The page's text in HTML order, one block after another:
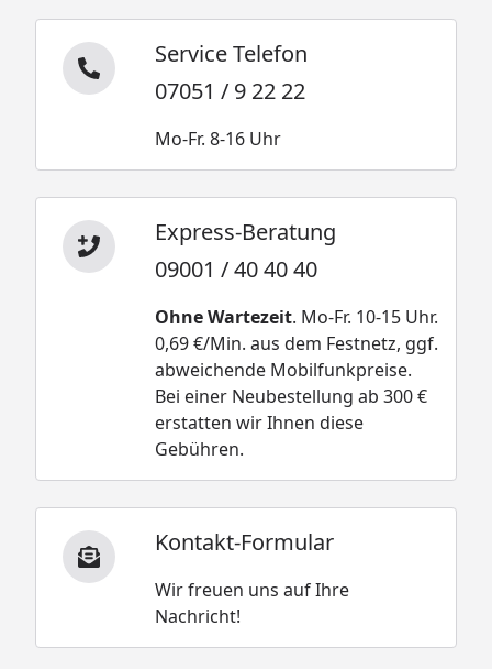
Service Telefon
07051 / 9 22 22
Mo-Fr. 8-16 Uhr
Express-Beratung
09001 / 40 40 40
Ohne Wartezeit. Mo-Fr. 10-15 Uhr.
0,69 €/Min. aus dem Festnetz, ggf.
abweichende Mobilfunkpreise.
Bei einer Neubestellung ab 300 €
erstatten wir Ihnen diese
Gebühren.
Kontakt-Formular
Wir freuen uns auf Ihre
Nachricht!